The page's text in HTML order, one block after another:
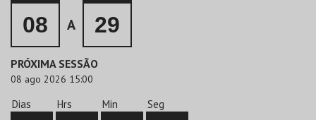
08 A 29
PRÓXIMA SESSÃO
08 ago 2026 15:00
Dias Hrs Min Seg